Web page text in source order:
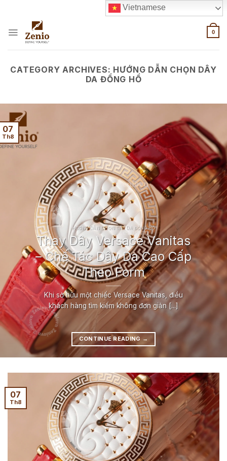
content
0
CATEGORY ARCHIVES: HƯỚNG DẪN CHỌN DÂY
DA ĐỒNG HỒ
HƯỚNG DẪN CHỌN DÂY DA ĐỒNG HỒ
Thay Dây Versace Vanitas
– Chế Tác Dây Da Cao Cấp
Theo Form
Khi sở hữu một chiếc Versace Vanitas, điều
khách hàng tìm kiếm không đơn giản [...]
CONTINUE READING →
07
Th8
07
Th8
Vietnamese